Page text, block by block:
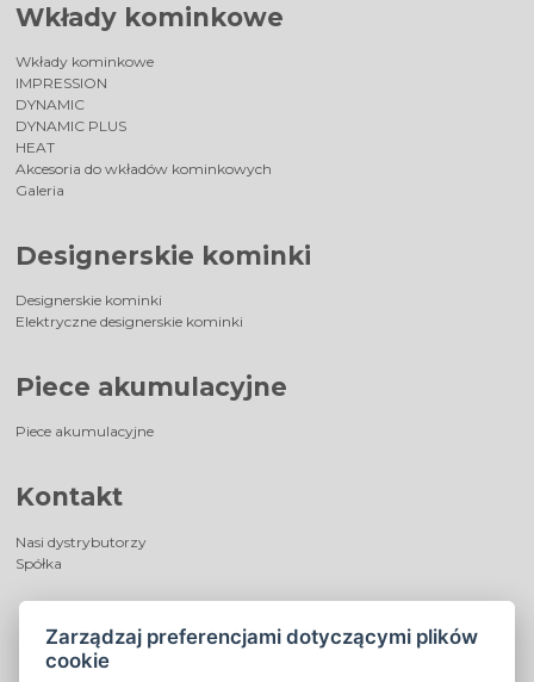
Wkłady kominkowe
Wkłady kominkowe
IMPRESSION
DYNAMIC
DYNAMIC PLUS
HEAT
Akcesoria do wkładów kominkowych
Galeria
Designerskie kominki
Designerskie kominki
Elektryczne designerskie kominki
Piece akumulacyjne
Piece akumulacyjne
Kontakt
Nasi dystrybutorzy
Spółka
Zarządzaj preferencjami dotyczącymi plików
cookie